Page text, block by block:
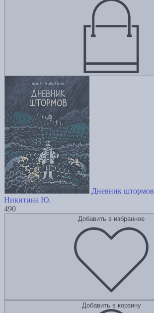
Дневник штормов
Никитина Ю.
490
Добавить в избранное
Добавить в корзину